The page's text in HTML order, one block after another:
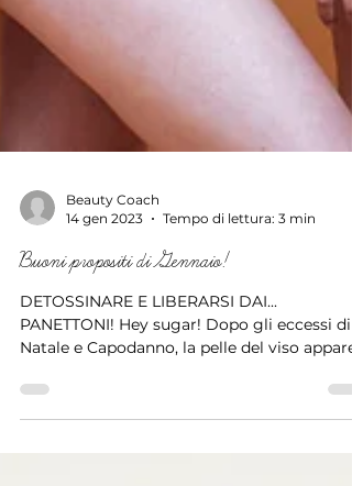
Beauty Coach
14 gen 2023
Tempo di lettura: 3 min
Buoni propositi di Gennaio!
DETOSSINARE E LIBERARSI DAI...
Natale e Capodanno, la pelle del viso appare